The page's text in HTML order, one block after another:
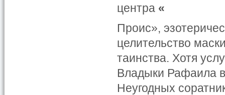
центра «
Проис»,
целительство
таинства. Хотя
Владыки Рафаила
Неугодных